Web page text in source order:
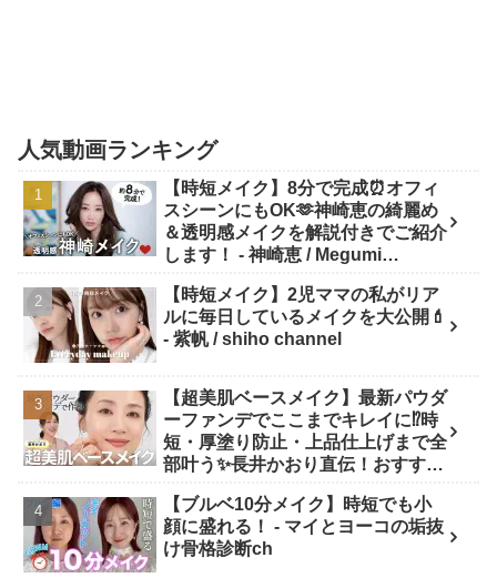
人気動画ランキング
【時短メイク】8分で完成⏰オフィ
スシーンにもOK🫶神崎恵の綺麗め
＆透明感メイクを解説付きでご紹介
します！ - 神崎恵 / Megumi
【時短メイク】2児ママの私がリア
ルに毎日しているメイクを大公開💄
- 紫帆 / shiho channel
【超美肌ベースメイク】最新パウダ
ーファンデでここまでキレイに⁉️時
短・厚塗り防止・上品仕上げまで全
部叶う✨長井かおり直伝！おすすめ
方”を徹底解説💡 - 長井かおり | おし
ゃべりメイクBOX
【ブルベ10分メイク】時短でも小
顔に盛れる！ - マイとヨーコの垢抜
け骨格診断ch